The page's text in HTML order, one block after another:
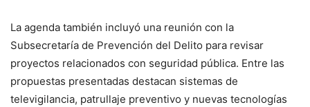
La agenda también incluyó una reunión con la
Subsecretaría de Prevención del Delito para revisar
proyectos relacionados con seguridad pública. Entre las
propuestas presentadas destacan sistemas de
televigilancia, patrullaje preventivo y nuevas tecnologías